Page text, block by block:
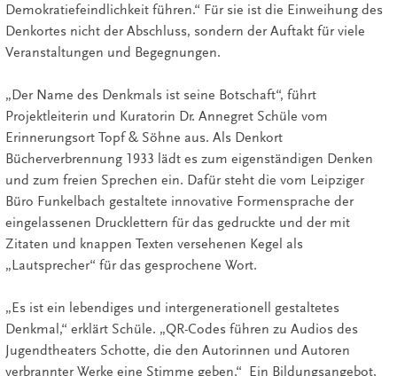
Demokratiefeindlichkeit führen.“ Für sie ist die Einweihung des
Denkortes nicht der Abschluss, sondern der Auftakt für viele
Veranstaltungen und Begegnungen.
„Der Name des Denkmals ist seine Botschaft“, führt
Projektleiterin und Kuratorin Dr. Annegret Schüle vom
Erinnerungsort Topf & Söhne aus. Als Denkort
Bücherverbrennung 1933 lädt es zum eigenständigen Denken
und zum freien Sprechen ein. Dafür steht die vom Leipziger
Büro Funkelbach gestaltete innovative Formensprache der
eingelassenen Drucklettern für das gedruckte und der mit
Zitaten und knappen Texten versehenen Kegel als
„Lautsprecher“ für das gesprochene Wort.
„Es ist ein lebendiges und intergenerationell gestaltetes
Denkmal,“ erklärt Schüle. „QR-Codes führen zu Audios des
Jugendtheaters Schotte, die den Autorinnen und Autoren
verbrannter Werke eine Stimme geben.“ Ein Bildungsangebot,